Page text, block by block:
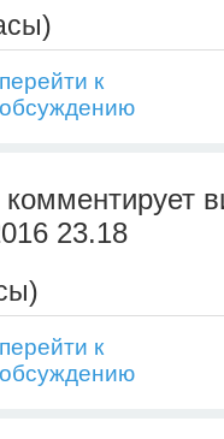
перейти к
обсуждению
комментирует
23.18
перейти к
обсуждению